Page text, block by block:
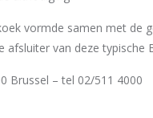
vormde samen met de
afsluiter van deze typische
Brussel – tel 02/511 4000